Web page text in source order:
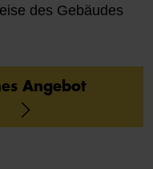
des Gebäudes
Angebot